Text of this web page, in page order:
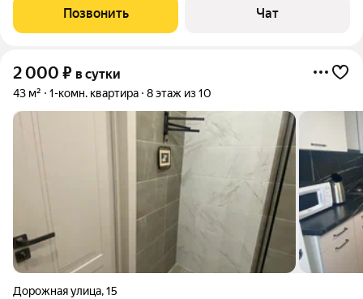
Преимущества: Оборудованная кухня с бытовой техникой
Бесплатный Wi-Fi Чистое постельное белье Свежие
Позвонить Чат
2 000 ₽ в сутки
43 м² 1-комн. квартира 8 этаж из 10
Дорожная улица,15